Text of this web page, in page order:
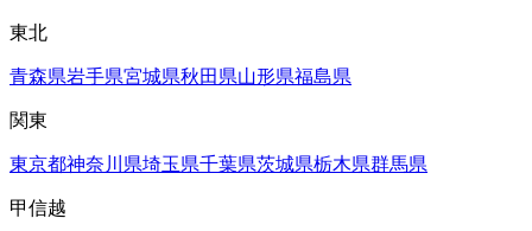
東北
青森県岩手県宮城県秋田県山形県福島県
関東
東京都神奈川県埼玉県千葉県茨城県栃木県群馬県
甲信越